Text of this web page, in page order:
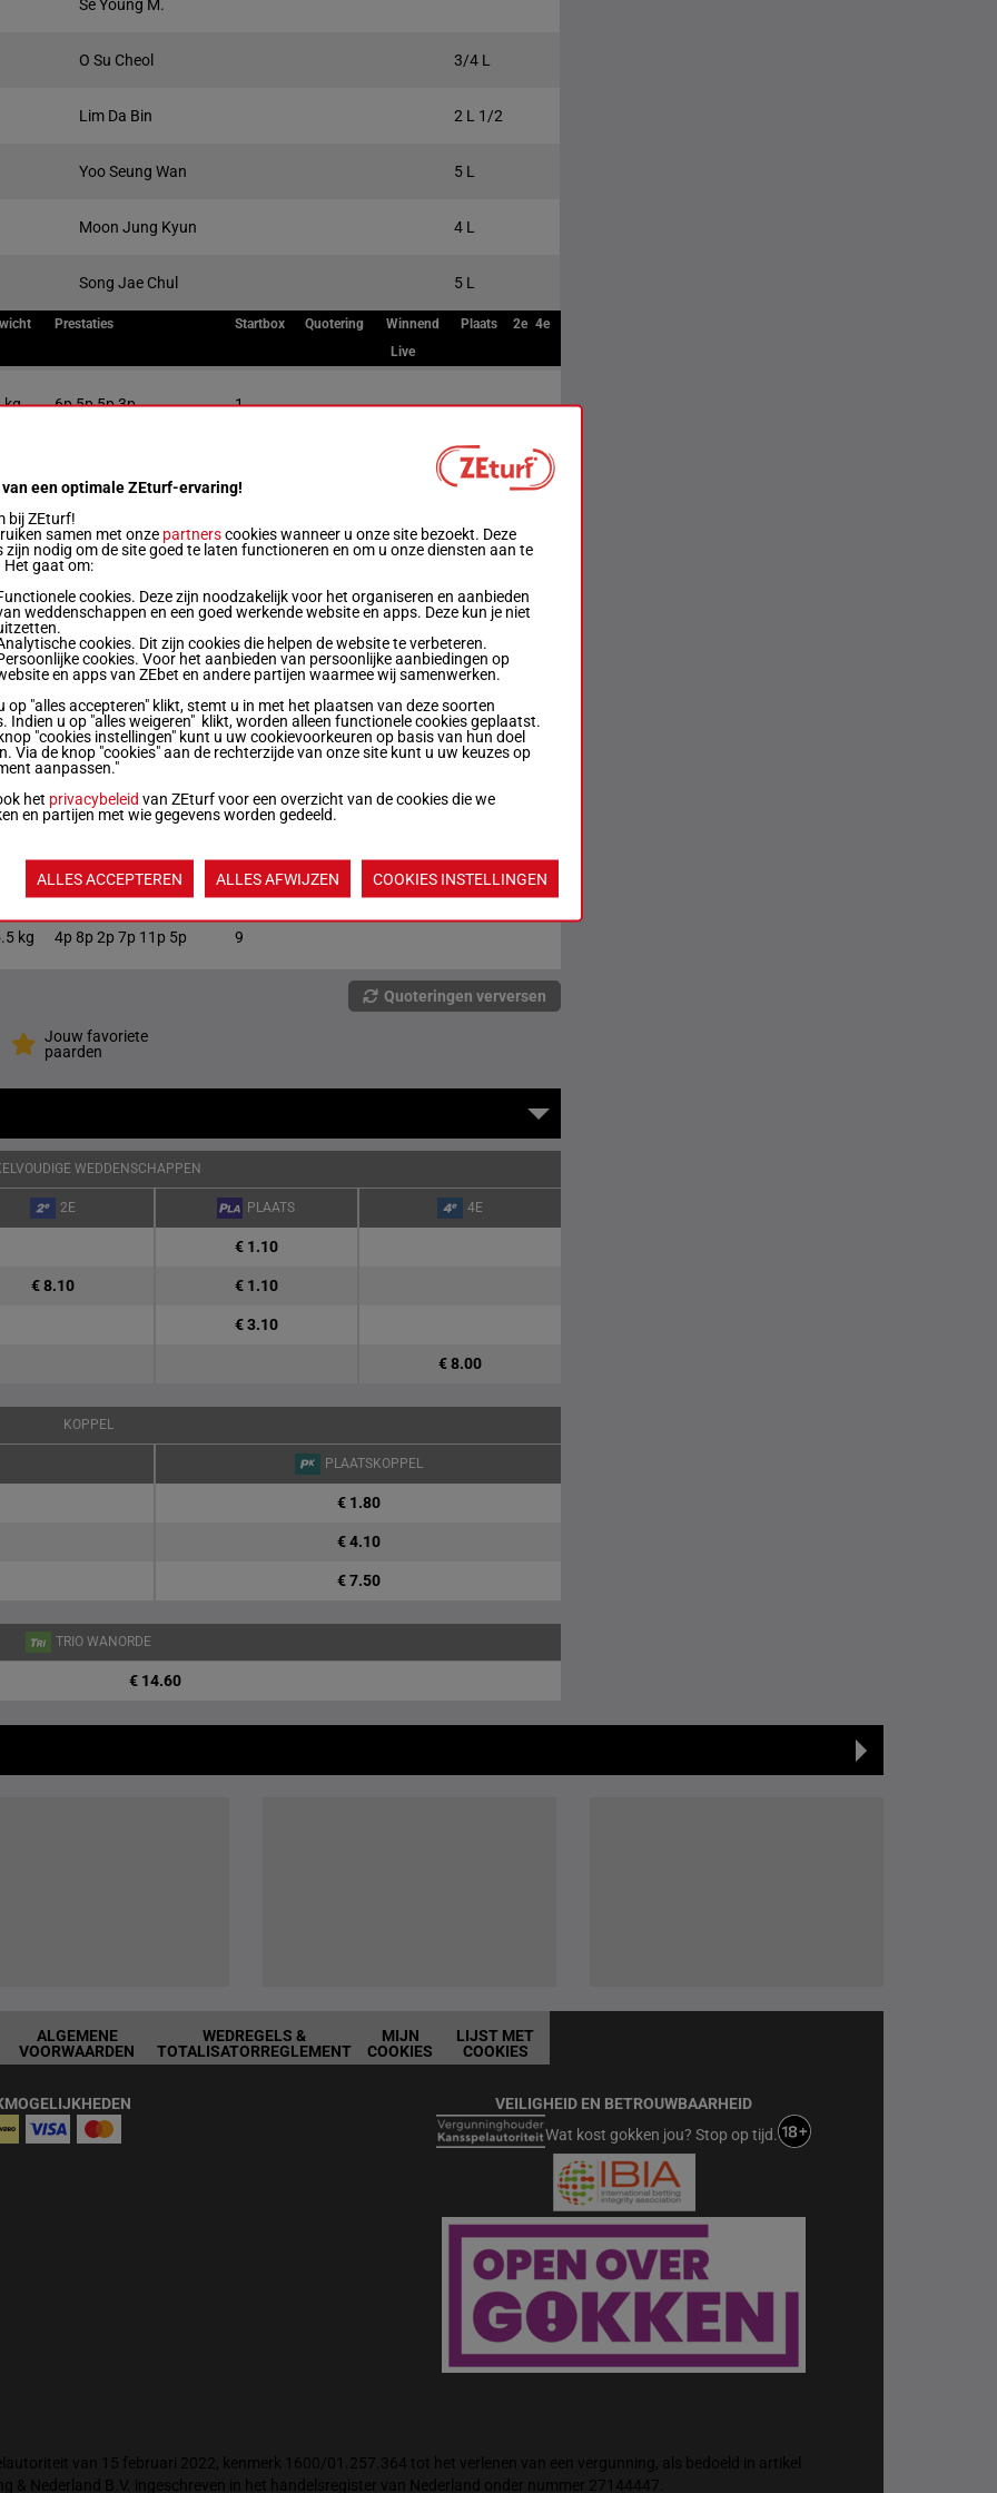
Se Young M.
O Su Cheol 3/4 L
Lim Da Bin 2 L 1/2
Yoo Seung Wan 5 L
Moon Jung Kyun 4 L
Song Jae Chul 5 L
Prestaties Startbox Quotering Winnend Plaats 2e 4e
Live
kg 6p 5p 5p 3p 1
kg 4p 7p 2p 2p 3
kg 1p 1p 1p 2p 2p 4
kg 3p 1p 8p 5
kg 10p 7p 11p 8p 9p 6
kg 2p 2p 2p 1p 7p 2p 7
10p 7p 1p 8p 7p 8
kg 4p 8p 2p 7p 11p 5p 9
Quoteringen verversen
Jouw favoriete
paarden
WEDDENSCHAPPEN
2E PLAATS 4E
€ 1.10
€ 8.10 € 1.10
€ 3.10
€ 8.00
KOPPEL
PLAATSKOPPEL
€ 1.80
€ 4.10
€ 7.50
TRIO WANORDE
€ 14.60
ALGEMENE
VOORWAARDEN
WEDREGELS &
TOTALISATORREGLEMENT
MIJN
COOKIES
LIJST MET
COOKIES
VEILIGHEID EN BETROUWBAARHEID
Wat kost gokken jou? Stop op tijd.
van 15 februari 2022, kenmerk 1600/01.257.364 tot het verlenen van een vergunning, als bedoeld in artikel
& Nederland B.V. ingeschreven in het handelsregister van Nederland onder nummer 27144447.
een optimale ZEturf-ervaring!
bij ZEturf!
samen met onze partnerscookies wanneer u onze site bezoekt. Deze
zijn nodig om de site goed te laten functioneren en om u onze diensten aan te
Het gaat om:
cookies. Deze zijn noodzakelijk voor het organiseren en aanbieden
weddenschappen en een goed werkende website en apps. Deze kun je niet
cookies. Dit zijn cookies die helpen de website te verbeteren.
cookies. Voor het aanbieden van persoonlijke aanbiedingen op
en apps van ZEbet en andere partijen waarmee wij samenwerken.
op "alles accepteren" klikt, stemt u in met het plaatsen van deze soorten
Indien u op "alles weigeren" klikt, worden alleen functionele cookies geplaatst.
"cookies instellingen" kunt u uw cookievoorkeuren op basis van hun doel
Via de knop "cookies" aan de rechterzijde van onze site kunt u uw keuzes op
aanpassen."
het privacybeleid van ZEturf voor een overzicht van de cookies die we
en partijen met wie gegevens worden gedeeld.
ALLES ACCEPTEREN ALLES AFWIJZEN COOKIES INSTELLINGEN